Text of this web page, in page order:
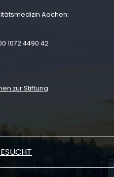
Aachen:
1072 4490 42
zur Stiftung